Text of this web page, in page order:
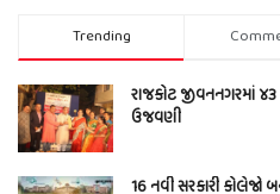
Trending
રાજકોટ જીવનનગરમાં ૪૩
ઉજવણી
16 નવી સરકારી કોલેજો